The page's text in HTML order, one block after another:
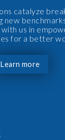
catalyze
new
us in
for a better
Learn more